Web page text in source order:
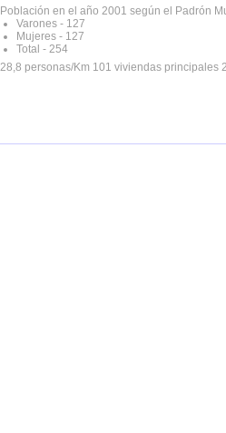
Población en el año 2001 según el Padrón
Varones - 127
Mujeres - 127
Total - 254
28,8 personas/Km 101 viviendas principales